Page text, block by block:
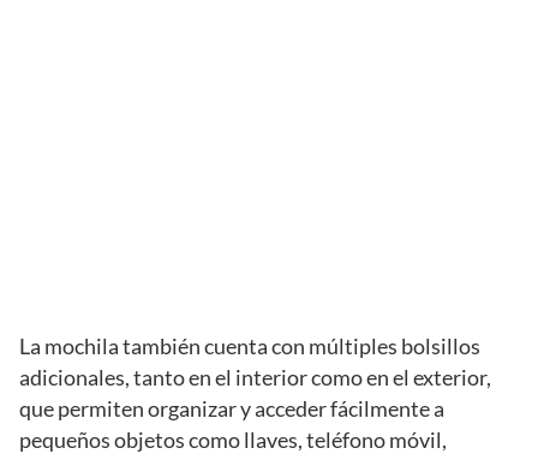
La mochila también cuenta con múltiples bolsillos
adicionales, tanto en el interior como en el exterior,
que permiten organizar y acceder fácilmente a
pequeños objetos como llaves, teléfono móvil,